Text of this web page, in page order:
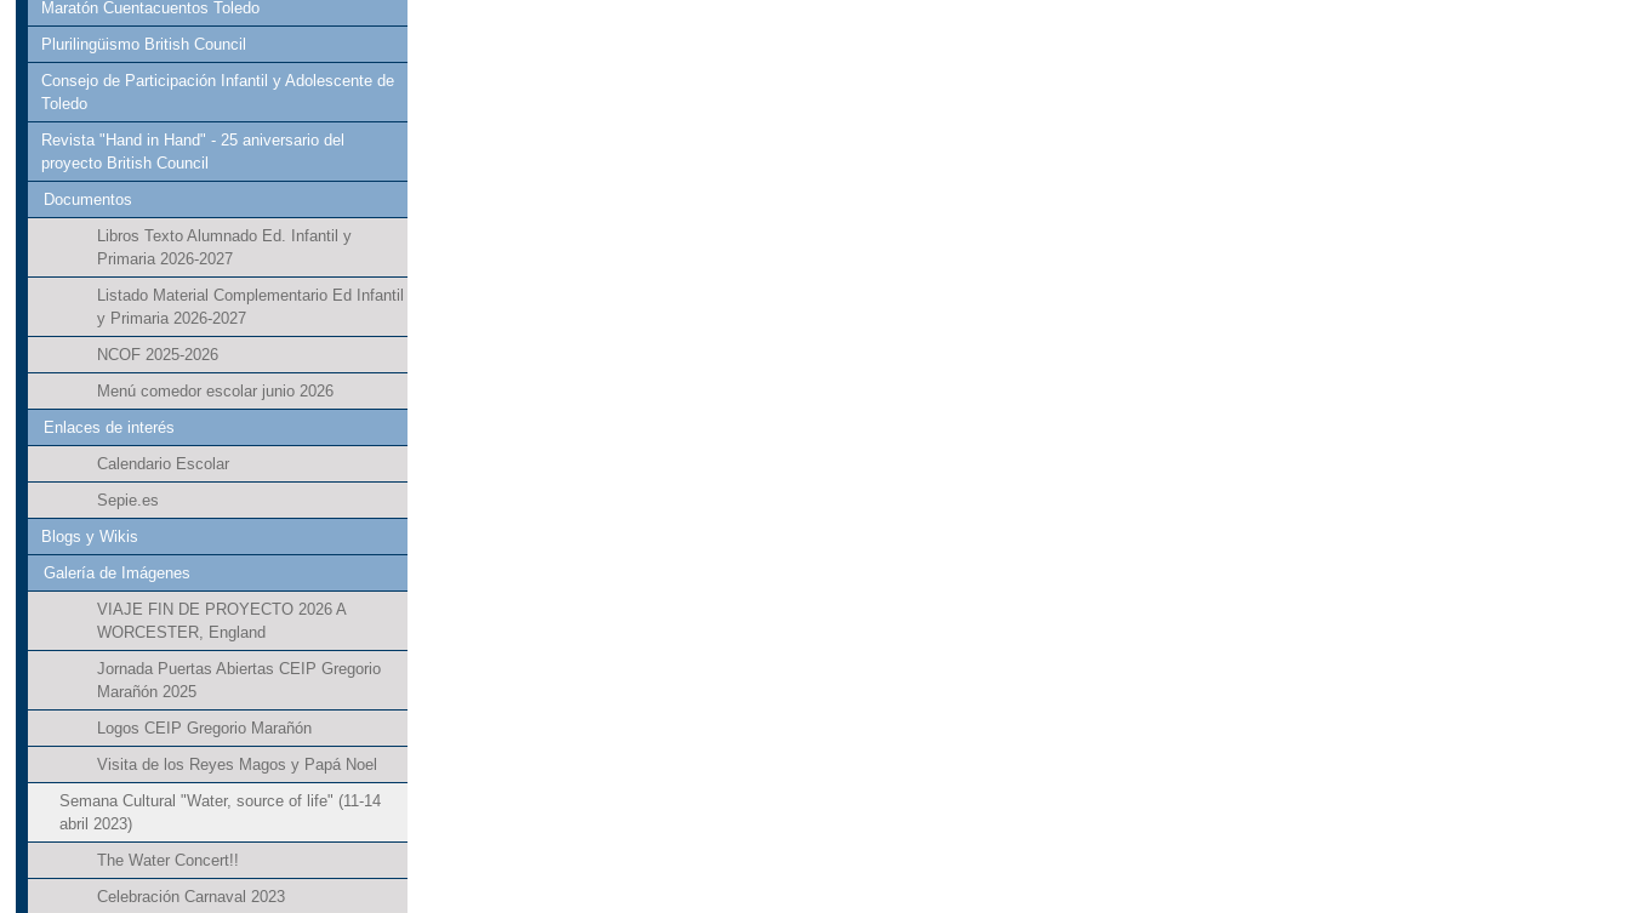
Maratón Cuentacuentos Toledo
Plurilingüismo British Council
Consejo de Participación Infantil y Adolescente de
Toledo
Revista "Hand in Hand" - 25 aniversario del
proyecto British Council
Documentos
Libros Texto Alumnado Ed. Infantil y
Primaria 2026-2027
Listado Material Complementario Ed Infantil
y Primaria 2026-2027
NCOF 2025-2026
Menú comedor escolar junio 2026
Enlaces de interés
Calendario Escolar
Sepie.es
Blogs y Wikis
Galería de Imágenes
VIAJE FIN DE PROYECTO 2026 A
WORCESTER, England
Jornada Puertas Abiertas CEIP Gregorio
Marañón 2025
Logos CEIP Gregorio Marañón
Visita de los Reyes Magos y Papá Noel
Semana Cultural "Water, source of life" (11-14
abril 2023)
The Water Concert!!
Celebración Carnaval 2023